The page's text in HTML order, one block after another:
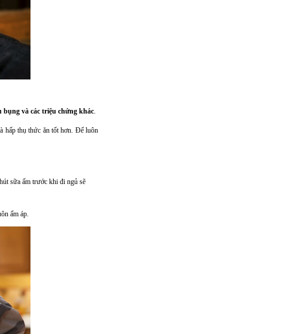
bụng và các triệu chứng khác.
hấp thụ thức ăn tốt hơn. Để luôn
sữa ấm trước khi đi ngủ sẽ
ấm áp.